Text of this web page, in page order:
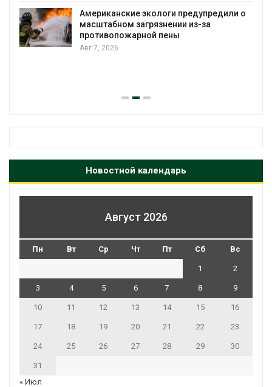
Американские экологи предупредили о
масштабном загрязнении из-за
противопожарной пены
Авг 7, 2026
Новостной календарь
Август 2026
Пн Вт Ср Чт Пт Сб Вс
1 2
3 4 5 6 7 8 9
10 11 12 13 14 15 16
17 18 19 20 21 22 23
24 25 26 27 28 29 30
31
« Июл